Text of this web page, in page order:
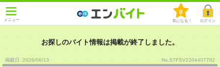
メニュー
0
気になる！ ログイン
お探しのバイト情報は掲載が終了しました。
掲載日 :2026/06/13 No.STFSV2204407782